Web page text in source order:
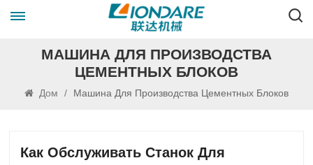
МАШИНА ДЛЯ ПРОИЗВОДСТВА
ЦЕМЕНТНЫХ БЛОКОВ
Дом / Машина Для Производства Цементных Блоков
Как Обслуживать Станок Для